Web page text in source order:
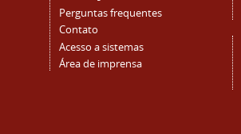
Perguntas frequentes
Contato
Acesso a sistemas
Área de imprensa